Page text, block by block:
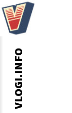
VLOGI.INFO